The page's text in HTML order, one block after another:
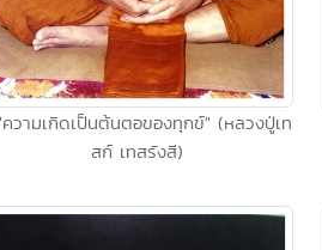
ความเกิดเป็นต้นตอของทุกข์" (หลวงปู่เท
สก์ เทสรังสี)